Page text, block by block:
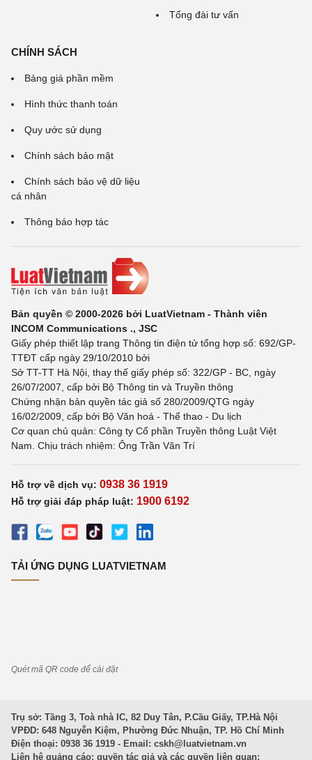
Tổng đài tư vấn
CHÍNH SÁCH
Bảng giá phần mềm
Hình thức thanh toán
Quy ước sử dụng
Chính sách bảo mật
Chính sách bảo vệ dữ liệu
cá nhân
Thông báo hợp tác
Bản quyền © 2000-2026 bởi LuatVietnam - Thành viên
INCOM Communications ., JSC
Giấy phép thiết lập trang Thông tin điện tử tổng hợp số: 692/GP-
TTĐT cấp ngày 29/10/2010 bởi
Sở TT-TT Hà Nội, thay thế giấy phép số: 322/GP - BC, ngày
26/07/2007, cấp bởi Bộ Thông tin và Truyền thông
Chứng nhận bản quyền tác giả số 280/2009/QTG ngày
16/02/2009, cấp bởi Bộ Văn hoá - Thể thao - Du lịch
Cơ quan chủ quản: Công ty Cổ phần Truyền thông Luật Việt
Nam. Chịu trách nhiệm: Ông Trần Văn Trí
Hỗ trợ về dịch vụ: 0938 36 1919
Hỗ trợ giải đáp pháp luật: 1900 6192
TẢI ỨNG DỤNG LUATVIETNAM
Quét mã QR code để cài đặt
Trụ sở: Tầng 3, Toà nhà IC, 82 Duy Tân, P.Cầu Giấy, TP.Hà Nội
VPĐD: 648 Nguyễn Kiệm, Phường Đức Nhuận, TP. Hồ Chí Minh
Điện thoại: 0938 36 1919 - Email: cskh@luatvietnam.vn
Liên hệ quảng cáo; quyền tác giả và các quyền liên quan: